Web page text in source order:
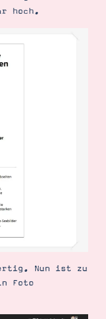
hoch.
Nun ist zu
Foto